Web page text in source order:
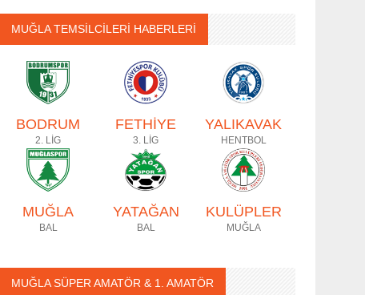
MUĞLA TEMSİLCİLERİ HABERLERİ
BODRUM
2. LİG
FETHİYE
3. LİG
YALIKAVAK
HENTBOL
MUĞLA
BAL
YATAĞAN
BAL
KULÜPLER
MUĞLA
MUĞLA SÜPER AMATÖR & 1. AMATÖR